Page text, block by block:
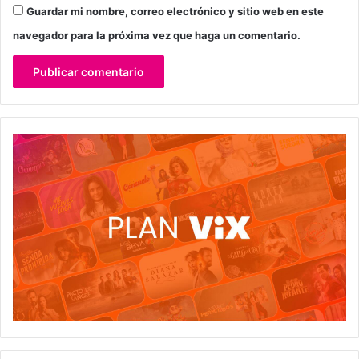
Guardar mi nombre, correo electrónico y sitio web en este
navegador para la próxima vez que haga un comentario.